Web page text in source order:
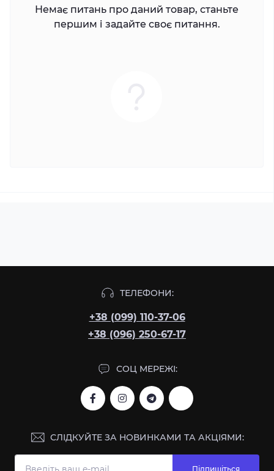
Немає питань про даний товар, станьте
першим і задайте своє питання.
ТЕЛЕФОНИ:
+38 (099) 110-37-06
+38 (096) 250-67-17
СОЦ МЕРЕЖІ:
СЛІДКУЙТЕ ЗА НОВИНКАМИ ТА АКЦІЯМИ:
Підпишіться